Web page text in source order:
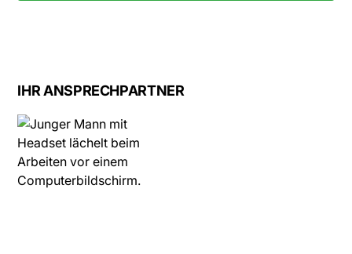
IHR ANSPRECHPARTNER